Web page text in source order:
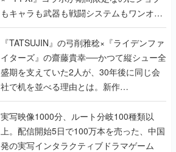
もキャラも武器も戦闘システムもワンオフ
で作り込まれた理由を両ディレクターに聞
く
『TATSUJIN』の弓削雅稔×『ライデンファ
イターズ』の齋藤貴幸──かつて縦シュー全
盛期を支えていた2人が、30年後に同じ会
社で机を並べる理由とは。新作
『TATSUJIN EXTREME』で初タッグを組
んだレジェンド2人に訊く開発秘話
実写映像1000分、ルート分岐100種類以
上。配信開始5日で100万本を売った、中国
発の実写インタラクティブドラマゲーム